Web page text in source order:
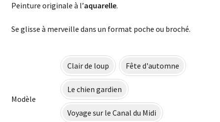
Peinture originale à l’aquarelle.
Se glisse à merveille dans un format poche ou broché.
Modèle
Clair de loup Fête d'automne
Le chien gardien
Voyage sur le Canal du Midi